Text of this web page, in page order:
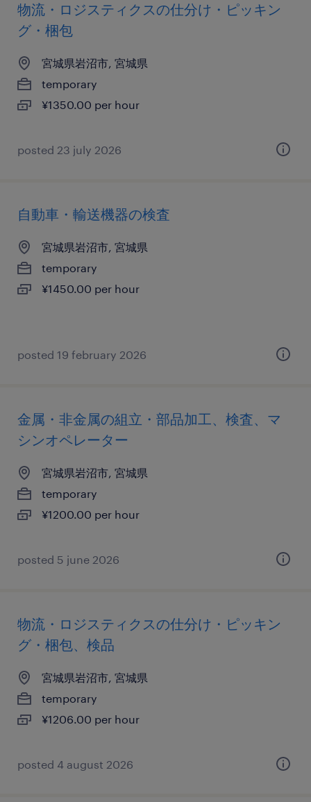
物流・ロジスティクスの仕分け・ピッキン
グ・梱包
宮城県岩沼市, 宮城県
temporary
¥1350.00 per hour
posted 23 july 2026
自動車・輸送機器の検査
宮城県岩沼市, 宮城県
temporary
¥1450.00 per hour
posted 19 february 2026
金属・非金属の組立・部品加工、検査、マ
シンオペレーター
宮城県岩沼市, 宮城県
temporary
¥1200.00 per hour
posted 5 june 2026
物流・ロジスティクスの仕分け・ピッキン
グ・梱包、検品
宮城県岩沼市, 宮城県
temporary
¥1206.00 per hour
posted 4 august 2026